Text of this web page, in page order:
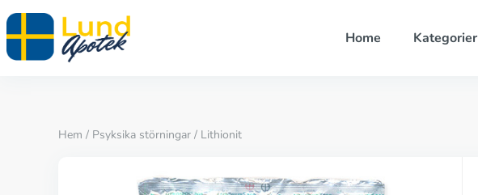
Home Kategorier
Hem / Psyksika störningar / Lithionit